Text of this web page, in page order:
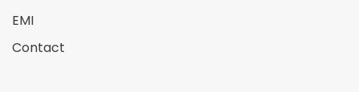
EMI
Contact